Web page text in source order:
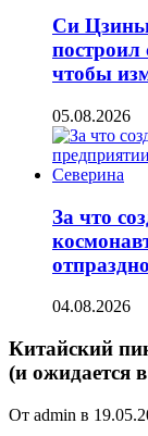
Си
построил
чтобы
05.08.2026
За что
04.08.2026
Китайский
(и ожидается
От admin в